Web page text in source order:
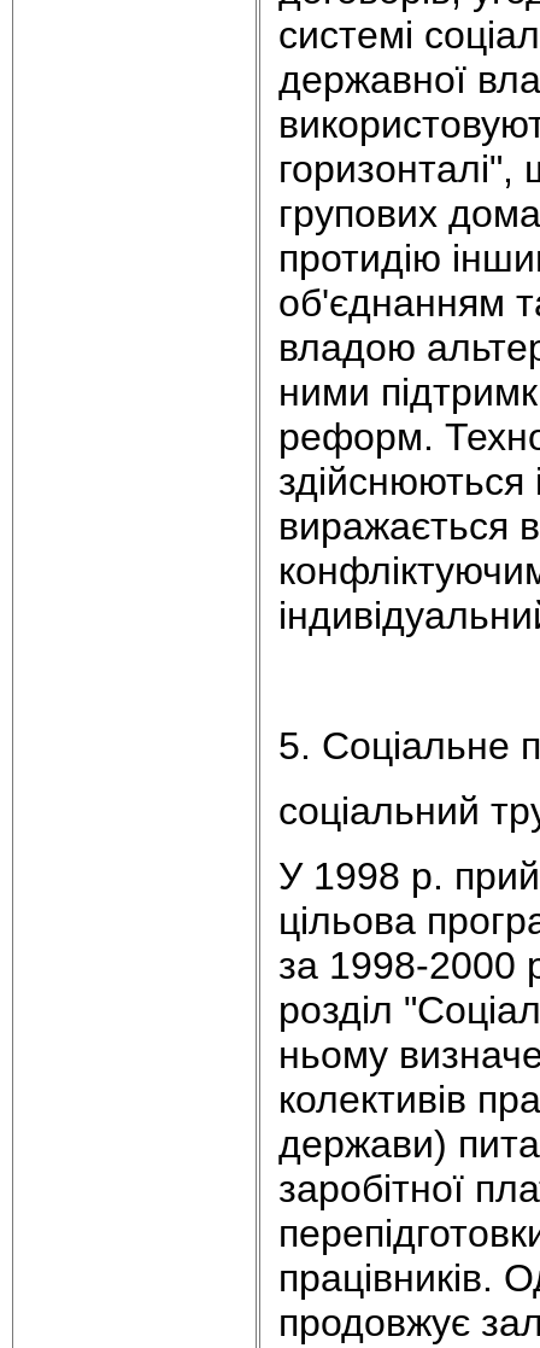
системі
державної
групових
протидію
об'єднанням
владою
ними
реформ.
виражається
5. Соціальне
соціальний
У 1998 р.
цільова
за 1998-2000
розділ
ньому
колективів
держави)
заробітної
працівників.
продовжує